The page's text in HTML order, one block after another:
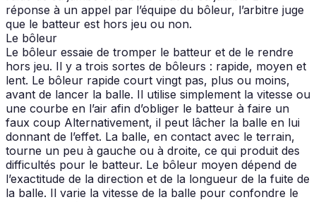
réponse à un appel par l’équipe du bôleur, l’arbitre juge
que le batteur est hors jeu ou non.
Le bôleur
Le bôleur essaie de tromper le batteur et de le rendre
hors jeu. Il y a trois sortes de bôleurs : rapide, moyen et
lent. Le bôleur rapide court vingt pas, plus ou moins,
avant de lancer la balle. Il utilise simplement la vitesse ou
une courbe en l’air afin d’obliger le batteur à faire un
faux coup Alternativement, il peut lâcher la balle en lui
donnant de l’effet. La balle, en contact avec le terrain,
tourne un peu à gauche ou à droite, ce qui produit des
difficultés pour le batteur. Le bôleur moyen dépend de
l’exactitude de la direction et de la longueur de la fuite de
la balle. Il varie la vitesse de la balle pour confondre le